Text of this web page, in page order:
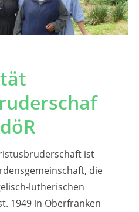
ist
die
lutherischen
1949 in Oberfranken